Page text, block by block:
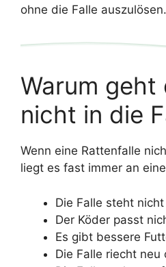
ohne die Falle auszulösen.
Warum geht
nicht in die
Wenn eine Rattenfalle
liegt es fast immer an
Die Falle steht
Der Köder passt
Es gibt bessere
Die Falle riecht neu